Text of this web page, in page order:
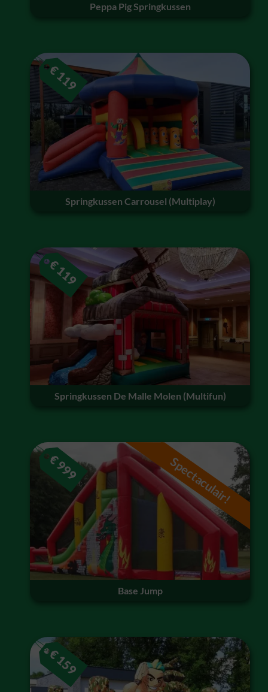
Peppa Pig Springkussen
Springkussen Carrousel (Multiplay)
€
119
Springkussen De Malle Molen (Multifun)
€
119
Spectaculair!
Base Jump
€
999
€
159